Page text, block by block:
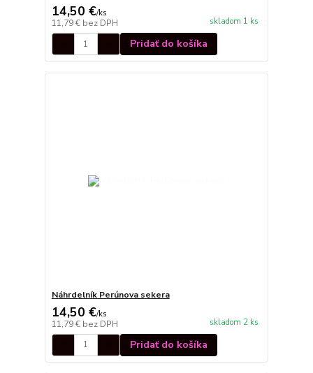
14,50 €/ks
11,79 € bez DPH skladom 1 ks
Pridať do košíka
Náhrdelník Perúnova sekera
14,50 €/ks
11,79 € bez DPH skladom 2 ks
Pridať do košíka